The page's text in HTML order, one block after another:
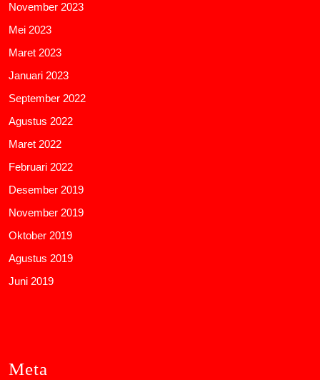
November 2023
Mei 2023
Maret 2023
Januari 2023
September 2022
Agustus 2022
Maret 2022
Februari 2022
Desember 2019
November 2019
Oktober 2019
Agustus 2019
Juni 2019
Meta